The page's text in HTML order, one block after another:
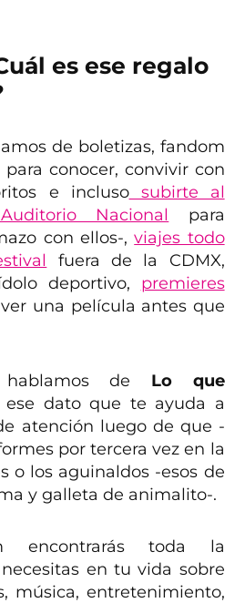
es ese regalo
de boletizas, fandom
conocer, convivir con
e inclusosubirte al
Nacional
para
con ellos-,viajes todo
fuera de la CDMX,
deportivo, premieres
una película antes que
de Lo que
ese dato que te ayuda a
atención luego de que -
por tercera vez en la
o los aguinaldos -esos de
y galleta de animalito-.
encontrarás toda la
en tu vida sobre
música, entretenimiento,